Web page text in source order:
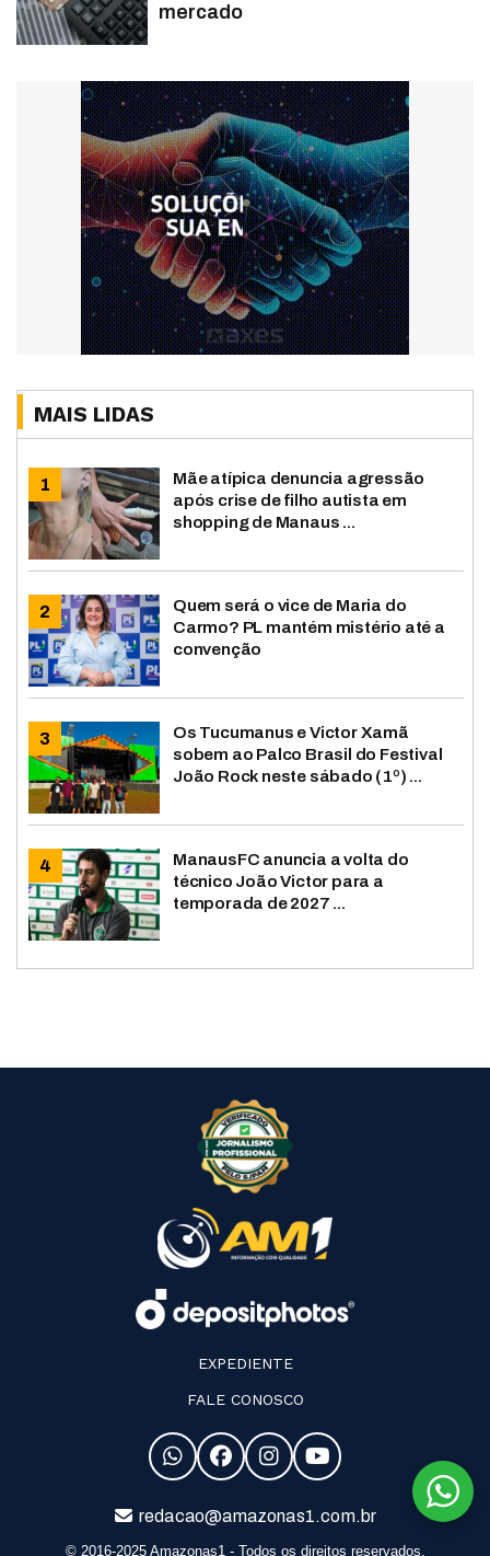
mercado
MAIS LIDAS
Mãe atípica denuncia agressão
após crise de filho autista em
shopping de Manaus ...
Quem será o vice de Maria do
Carmo? PL mantém mistério até a
convenção
Os Tucumanus e Victor Xamã
sobem ao Palco Brasil do Festival
João Rock neste sábado (1º) ...
ManausFC anuncia a volta do
técnico João Victor para a
temporada de 2027 ...
EXPEDIENTE
FALE CONOSCO
redacao@amazonas1.com.br
© 2016-2025 Amazonas1 - Todos os direitos reservados.